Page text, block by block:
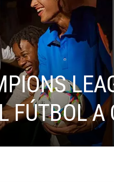
FÚTBOL A